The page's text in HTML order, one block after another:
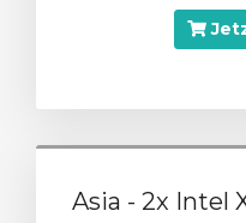
Asia - 2x Intel